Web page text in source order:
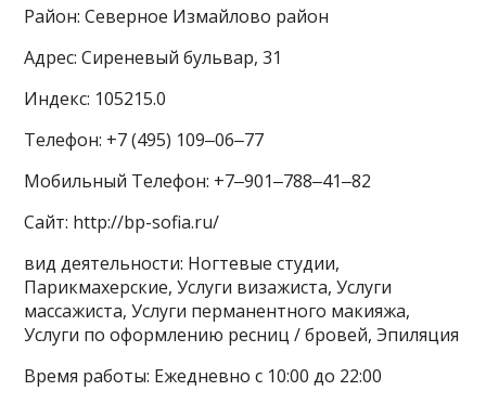
Район: Северное Измайлово район
Адрес: Сиреневый бульвар, 31
Индекс: 105215.0
Телефон: +7 (495) 109‒06‒77
Мобильный Телефон: +7‒901‒788‒41‒82
Сайт: http://bp-sofia.ru/
вид деятельности: Ногтевые студии,
Парикмахерские, Услуги визажиста, Услуги
массажиста, Услуги перманентного макияжа,
Услуги по оформлению ресниц / бровей, Эпиляция
Время работы: Ежедневно с 10:00 до 22:00